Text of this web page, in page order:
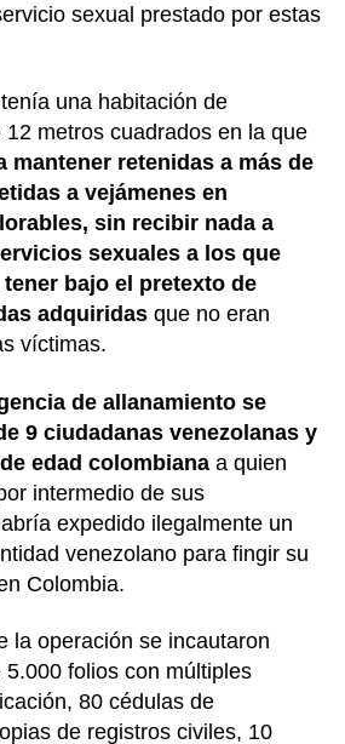
sexual prestado por estas
una habitación de
metros cuadrados en la que
mantener retenidas a más de
a vejámenes en
sin recibir nada a
sexuales a los que
bajo el pretexto de
adquiridas que no eran
víctimas.
de allanamiento se
9 ciudadanas venezolanas y
edad colombiana a quien
intermedio de sus
expedido ilegalmente un
venezolano para fingir su
Colombia.
la operación se incautaron
folios con múltiples
80 cédulas de
de registros civiles, 10